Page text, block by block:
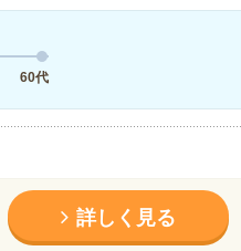
60代
詳しく見る